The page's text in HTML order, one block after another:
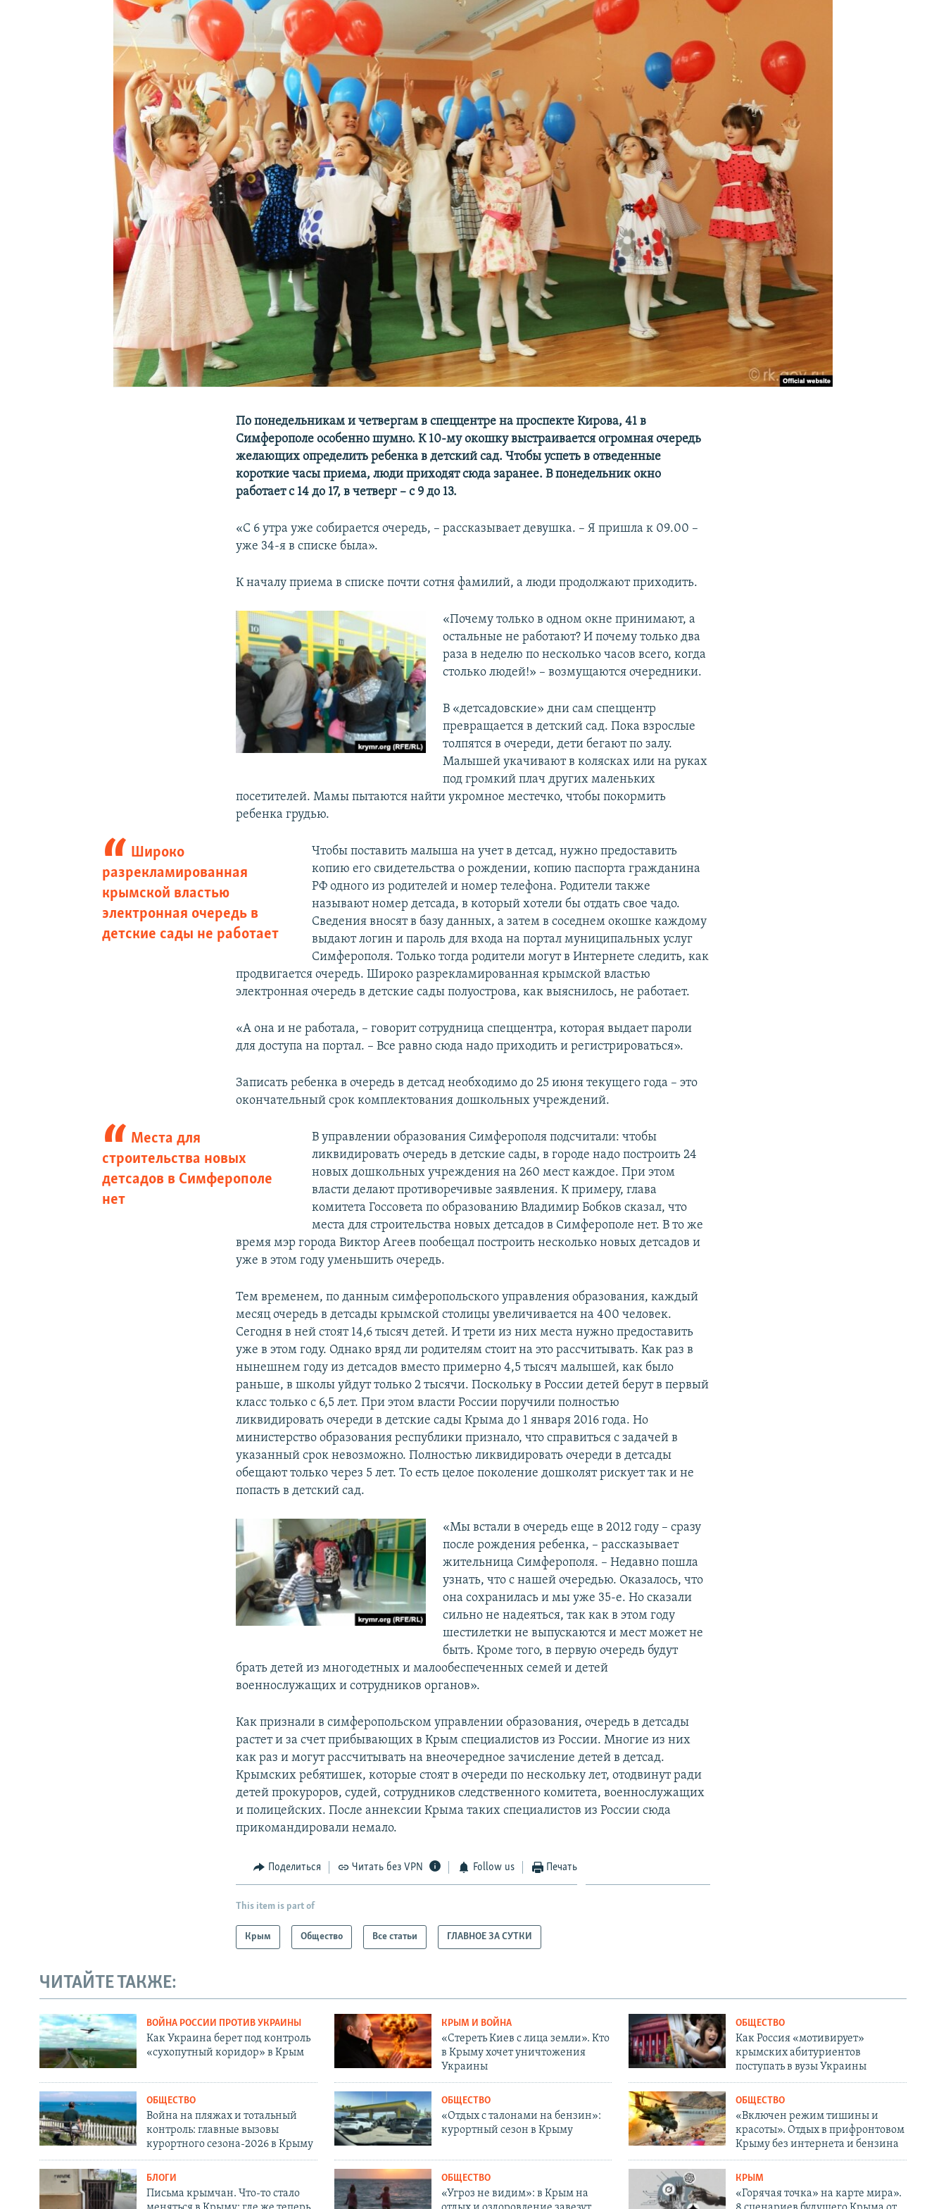
УКРАИНСКАЯ ПРОБЛЕМА КРЫМА
По понедельникам и четвергам в спеццентре на проспекте Кирова, 41 в
Симферополе особенно шумно. К 10-му окошку выстраивается огромная очередь
желающих определить ребенка в детский сад. Чтобы успеть в отведенные
короткие часы приема, люди приходят сюда заранее. В понедельник окно
работает с 14 до 17, в четверг – с 9 до 13.
«С 6 утра уже собирается очередь, – рассказывает девушка. – Я пришла к 09.00 –
уже 34-я в списке была».
К началу приема в списке почти сотня фамилий, а люди продолжают приходить.
«Почему только в одном окне принимают, а
остальные не работают? И почему только два
раза в неделю по несколько часов всего, когда
столько людей!» – возмущаются очередники.
В «детсадовские» дни сам спеццентр
превращается в детский сад. Пока взрослые
толпятся в очереди, дети бегают по залу.
Малышей укачивают в колясках или на руках
под громкий плач других маленьких
посетителей. Мамы пытаются найти укромное местечко, чтобы покормить
ребенка грудью.
Широко
разрекламированная
крымской властью
электронная очередь в
детские сады не работает
Чтобы поставить малыша на учет в детсад, нужно предоставить
копию его свидетельства о рождении, копию паспорта гражданина
РФ одного из родителей и номер телефона. Родители также
называют номер детсада, в который хотели бы отдать свое чадо.
Сведения вносят в базу данных, а затем в соседнем окошке каждому
выдают логин и пароль для входа на портал муниципальных услуг
Симферополя. Только тогда родители могут в Интернете следить, как
продвигается очередь. Широко разрекламированная крымской властью
электронная очередь в детские сады полуострова, как выяснилось, не работает.
«А она и не работала, – говорит сотрудница спеццентра, которая выдает пароли
для доступа на портал. – Все равно сюда надо приходить и регистрироваться».
Записать ребенка в очередь в детсад необходимо до 25 июня текущего года – это
окончательный срок комплектования дошкольных учреждений.
Места для
строительства новых
детсадов в Симферополе
нет
В управлении образования Симферополя подсчитали: чтобы
ликвидировать очередь в детские сады, в городе надо построить 24
новых дошкольных учреждения на 260 мест каждое. При этом
власти делают противоречивые заявления. К примеру, глава
комитета Госсовета по образованию Владимир Бобков сказал, что
места для строительства новых детсадов в Симферополе нет. В то же
время мэр города Виктор Агеев пообещал построить несколько новых детсадов и
уже в этом году уменьшить очередь.
Тем временем, по данным симферопольского управления образования, каждый
месяц очередь в детсады крымской столицы увеличивается на 400 человек.
Сегодня в ней стоят 14,6 тысяч детей. И трети из них места нужно предоставить
уже в этом году. Однако вряд ли родителям стоит на это рассчитывать. Как раз в
нынешнем году из детсадов вместо примерно 4,5 тысяч малышей, как было
раньше, в школы уйдут только 2 тысячи. Поскольку в России детей берут в первый
класс только с 6,5 лет. При этом власти России поручили полностью
ликвидировать очереди в детские сады Крыма до 1 января 2016 года. Но
министерство образования республики признало, что справиться с задачей в
указанный срок невозможно. Полностью ликвидировать очереди в детсады
обещают только через 5 лет. То есть целое поколение дошколят рискует так и не
попасть в детский сад.
«Мы встали в очередь еще в 2012 году – сразу
после рождения ребенка, – рассказывает
жительница Симферополя. – Недавно пошла
узнать, что с нашей очередью. Оказалось, что
она сохранилась и мы уже 35-е. Но сказали
сильно не надеяться, так как в этом году
шестилетки не выпускаются и мест может не
быть. Кроме того, в первую очередь будут
брать детей из многодетных и малообеспеченных семей и детей
военнослужащих и сотрудников органов».
Как признали в симферопольском управлении образования, очередь в детсады
растет и за счет прибывающих в Крым специалистов из России. Многие из них
как раз и могут рассчитывать на внеочередное зачисление детей в детсад.
Крымских ребятишек, которые стоят в очереди по нескольку лет, отодвинут ради
детей прокуроров, судей, сотрудников следственного комитета, военнослужащих
и полицейских. После аннексии Крыма таких специалистов из России сюда
прикомандировали немало.
Поделиться Читать без VPN Follow us Печать
This item is part of
Крым Общество Все статьи ГЛАВНОЕ ЗА СУТКИ
ЧИТАЙТЕ ТАКЖЕ:
ВОЙНА РОССИИ ПРОТИВ УКРАИНЫ
Как Украина берет под контроль
«сухопутный коридор» в Крым
КРЫМ И ВОЙНА
«Стереть Киев с лица земли». Кто
в Крыму хочет уничтожения
Украины
ОБЩЕСТВО
Как Россия «мотивирует»
крымских абитуриентов
поступать в вузы Украины
ОБЩЕСТВО
Война на пляжах и тотальный
контроль: главные вызовы
курортного сезона-2026 в Крыму
ОБЩЕСТВО
«Отдых с талонами на бензин»:
курортный сезон в Крыму
ОБЩЕСТВО
«Включен режим тишины и
красоты». Отдых в прифронтовом
Крыму без интернета и бензина
БЛОГИ
Письма крымчан. Что-то стало
ОБЩЕСТВО
«Угроз не видим»: в Крым на
КРЫМ
«Горячая точка» на карте мира».